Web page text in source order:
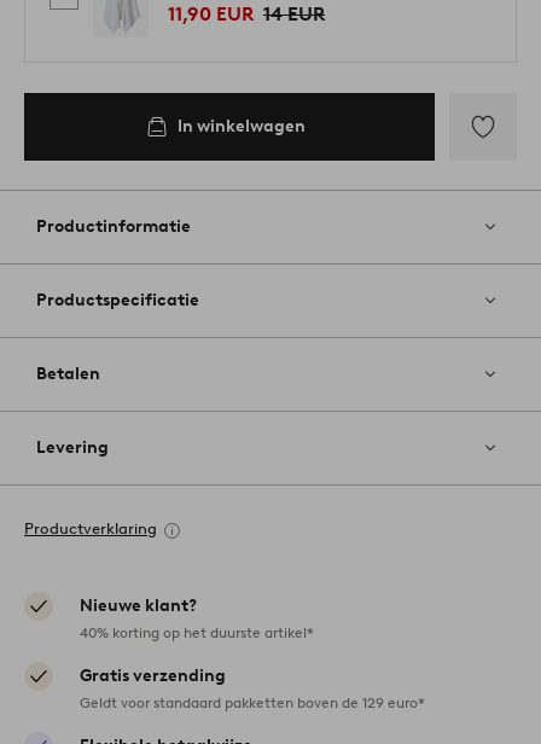
11,90 EUR 14 EUR
In winkelwagen
aan
Productinformatie
Productspecificatie
Betalen
Levering
Productverklaring
Nieuwe klant?
40% korting op het duurste artikel*
Gratis verzending
Geldt voor standaard pakketten boven de 129 euro*